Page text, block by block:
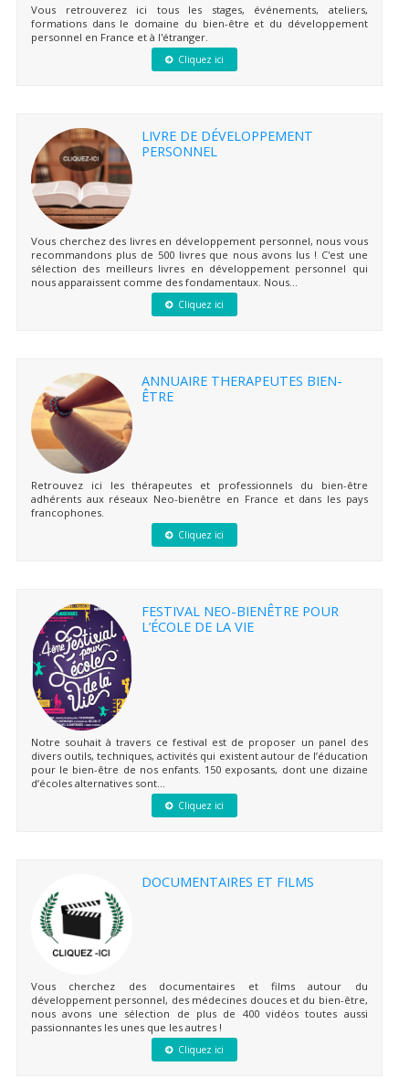
Vous retrouverez ici tous les stages, événements, ateliers,
formations dans le domaine du bien-être et du développement
personnel en France et à l'étranger.
Cliquez ici
LIVRE DE DÉVELOPPEMENT
PERSONNEL
Vous cherchez des livres en développement personnel, nous vous
recommandons plus de 500 livres que nous avons lus ! C'est une
sélection des meilleurs livres en développement personnel qui
nous apparaissent comme des fondamentaux. Nous...
Cliquez ici
ANNUAIRE THERAPEUTES BIEN-
ÊTRE
Retrouvez ici les thérapeutes et professionnels du bien-être
adhérents aux réseaux Neo-bienêtre en France et dans les pays
francophones.
Cliquez ici
FESTIVAL NEO-BIENÊTRE POUR
L’ÉCOLE DE LA VIE
Notre souhait à travers ce festival est de proposer un panel des
divers outils, techniques, activités qui existent autour de l’éducation
pour le bien-être de nos enfants. 150 exposants, dont une dizaine
d’écoles alternatives sont...
Cliquez ici
DOCUMENTAIRES ET FILMS
Vous cherchez des documentaires et films autour du
développement personnel, des médecines douces et du bien-être,
nous avons une sélection de plus de 400 vidéos toutes aussi
passionnantes les unes que les autres !
Cliquez ici